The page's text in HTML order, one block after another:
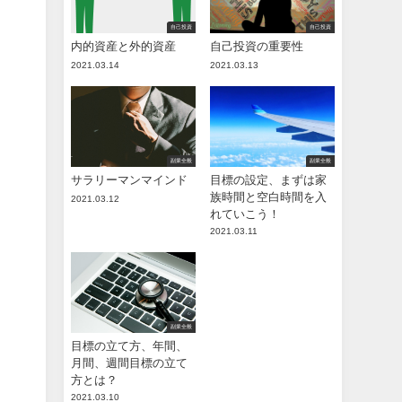
自己投資
内的資産と外的資産
2021.03.14
自己投資
自己投資の重要性
2021.03.13
副業全般
サラリーマンマインド
2021.03.12
副業全般
目標の設定、まずは家
族時間と空白時間を入
れていこう！
2021.03.11
副業全般
目標の立て方、年間、
月間、週間目標の立て
方とは？
2021.03.10